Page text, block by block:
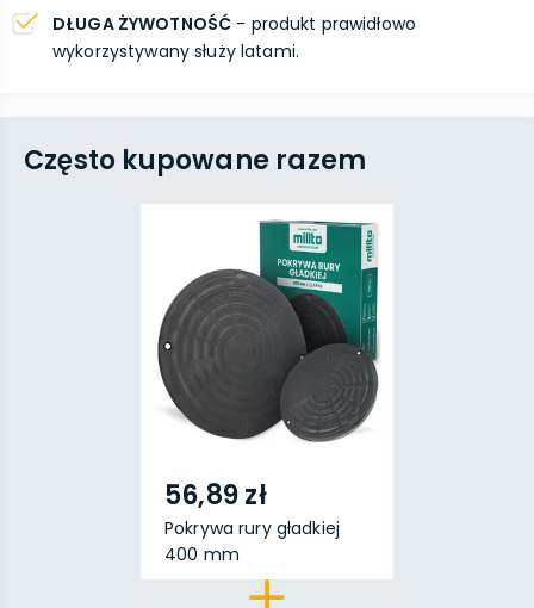
DŁUGA ŻYWOTNOŚĆ - produkt prawidłowo
wykorzystywany służy latami.
Często kupowane razem
56,89 zł
Pokrywa rury gładkiej
400 mm